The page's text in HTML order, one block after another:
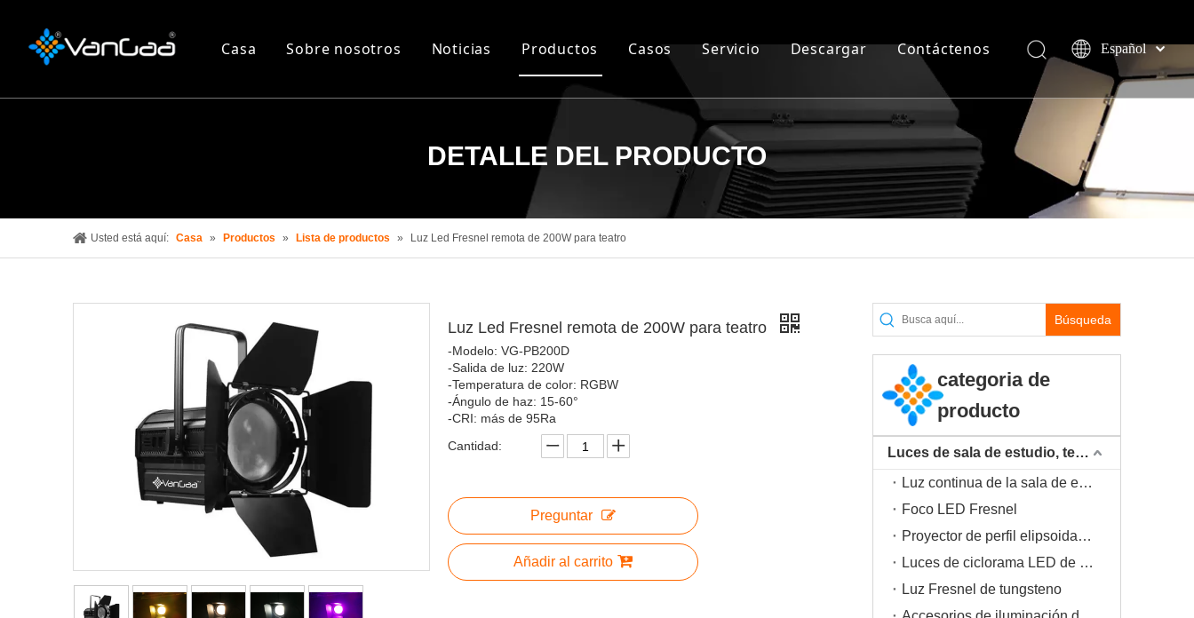
Casa Sobre nosotros Noticias Productos
Teatro, televisión, luces de la habitación de estudio.
Luz de rendimiento
Casos
Proyectos de ultramar
Proyectos en China
Servicio Descargar Contáctenos
Español
한국어
Deutsch
Pусский
العربية
English
DETALLE DEL PRODUCTO
Usted está aquí: Casa » Productos » Lista de productos » Luz Led Fresnel remota de 200W para teatro
Luz Led Fresnel remota de 200W para teatro
-Modelo: VG-PB200D
-Salida de luz: 220W
-Temperatura de color: RGBW
-Ángulo de haz: 15-60°
-CRI: más de 95Ra
Cantidad:
Preguntar
Añadir al carrito
Búsqueda
categoria de
producto
Luces de sala de estudio, teatro, televisión
Luz continua de la sala de estudio
Foco LED Fresnel
Proyector de perfil elipsoidal LED Leko
Luces de ciclorama LED de teatro
Luz Fresnel de tungsteno